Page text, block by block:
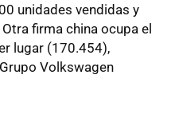
unidades vendidas y
firma china ocupa el
lugar (170.454),
Volkswagen